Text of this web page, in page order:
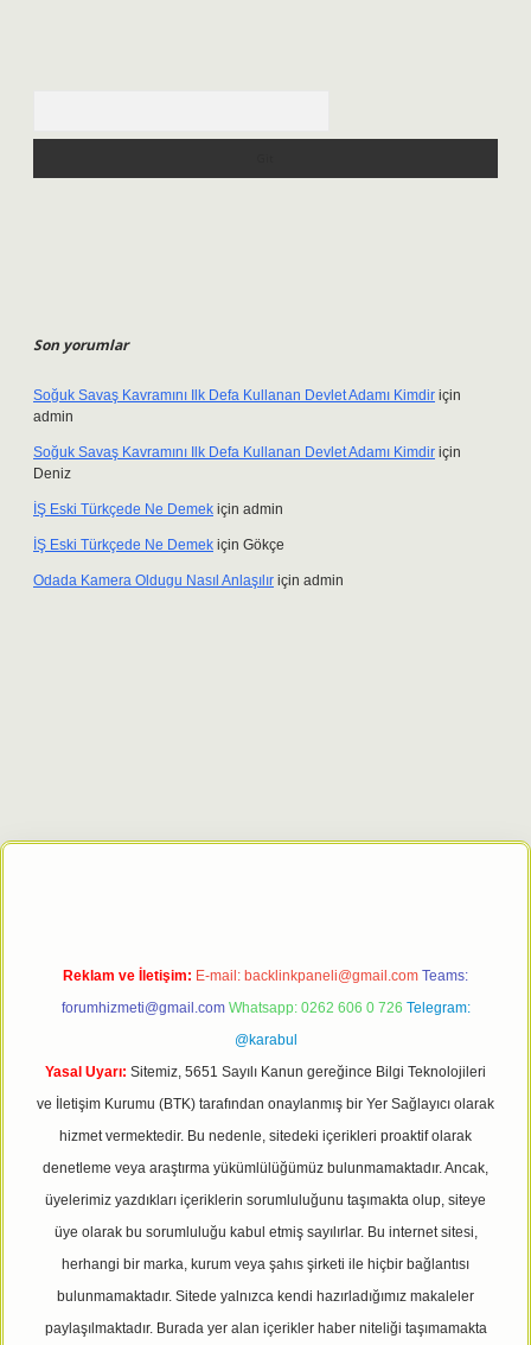
Son yorumlar
Soğuk Savaş Kavramını Ilk Defa Kullanan Devlet Adamı Kimdir için
admin
Soğuk Savaş Kavramını Ilk Defa Kullanan Devlet Adamı Kimdir için
Deniz
İŞ Eski Türkçede Ne Demek için admin
İŞ Eski Türkçede Ne Demek için Gökçe
Odada Kamera Oldugu Nasıl Anlaşılır için admin
Reklam ve İletişim: E-mail: backlinkpaneli@gmail.com Teams:
forumhizmeti@gmail.com Whatsapp: 0262 606 0 726 Telegram:
@karabul
Yasal Uyarı: Sitemiz, 5651 Sayılı Kanun gereğince Bilgi Teknolojileri
ve İletişim Kurumu (BTK) tarafından onaylanmış bir Yer Sağlayıcı olarak
hizmet vermektedir. Bu nedenle, sitedeki içerikleri proaktif olarak
denetleme veya araştırma yükümlülüğümüz bulunmamaktadır. Ancak,
üyelerimiz yazdıkları içeriklerin sorumluluğunu taşımakta olup, siteye
üye olarak bu sorumluluğu kabul etmiş sayılırlar. Bu internet sitesi,
herhangi bir marka, kurum veya şahıs şirketi ile hiçbir bağlantısı
bulunmamaktadır. Sitede yalnızca kendi hazırladığımız makaleler
paylaşılmaktadır. Burada yer alan içerikler haber niteliği taşımamakta